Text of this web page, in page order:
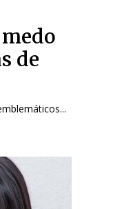
de